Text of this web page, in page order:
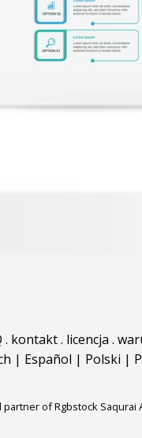
. kontakt. licencja .
| Español | Polski |
of Rgbstock Saqurai